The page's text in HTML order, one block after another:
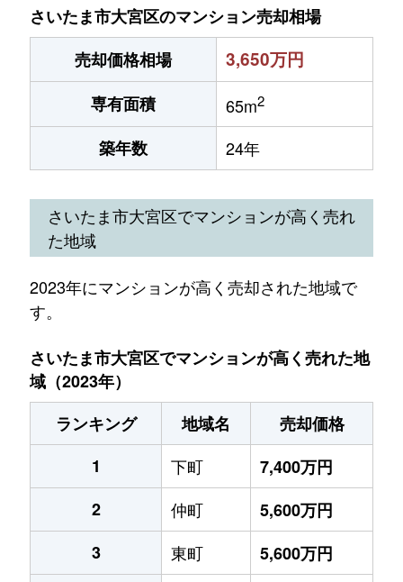
さいたま市大宮区のマンション売却相場
売却価格相場
3,650万円
専有面積 65m2
築年数 24年
さいたま市大宮区でマンションが高く売れ
た地域
2023年にマンションが高く売却された地域で
す。
さいたま市大宮区でマンションが高く売れた地
域（2023年）
ランキング
地域名
売却価格
1
下町
7,400万円
2
仲町
5,600万円
3
東町
5,600万円